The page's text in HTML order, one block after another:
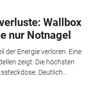
Wallbox
nur Notnagel
der Energie verloren. Eine
zeigt: Die höchsten
Deutlich...